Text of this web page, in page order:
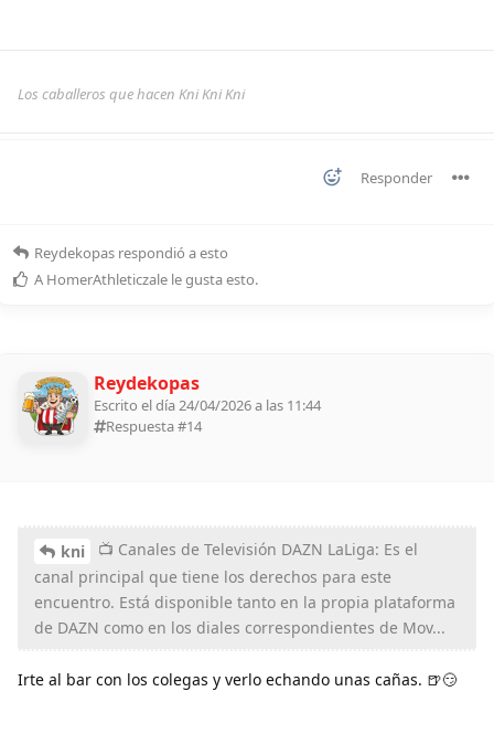
Los caballeros que hacen Kni Kni Kni
Responder
Reydekopas respondió a esto
A HomerAthleticzale le gusta esto.
Reydekopas
Escrito el día 24/04/2026 a las 11:44
Respuesta #14
kni
📺 Canales de Televisión DAZN LaLiga: Es el
canal principal que tiene los derechos para este
encuentro. Está disponible tanto en la propia plataforma
de DAZN como en los diales correspondientes de Mov...
Irte al bar con los colegas y verlo echando unas cañas. 🍺😏